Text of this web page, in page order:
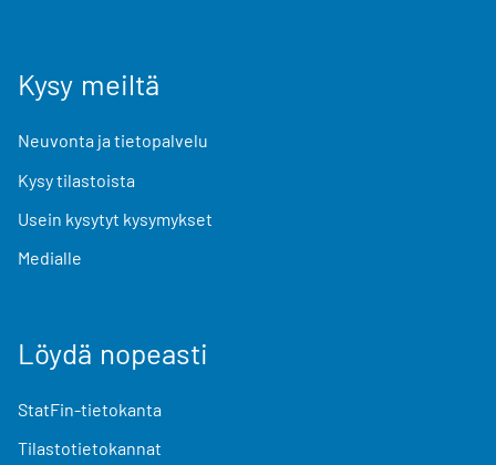
Kysy meiltä
Neuvonta ja tietopalvelu
Kysy tilastoista
Usein kysytyt kysymykset
Medialle
Löydä nopeasti
StatFin-tietokanta
Tilastotietokannat